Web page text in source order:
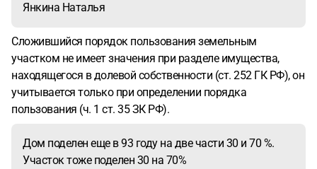
Янкина Наталья
Сложившийся порядок пользования земельным
участком не имеет значения при разделе имущества,
находящегося в долевой собственности (ст. 252 ГК РФ), он
учитывается только при определении порядка
пользования (ч. 1 ст. 35 ЗК РФ).
Дом поделен еще в 93 году на две части 30 и 70 %.
Участок тоже поделен 30 на 70%